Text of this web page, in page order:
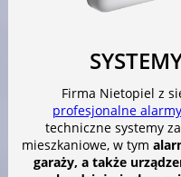
Firma Nietopiel z
profesjonalne
techniczne systemy
mieszkaniowe, w tym
garaży, a także